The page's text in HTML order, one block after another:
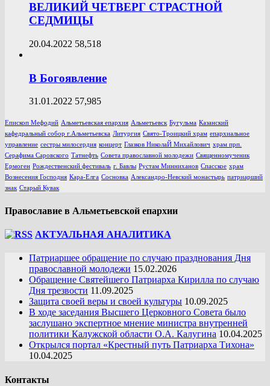
ВЕЛИКИЙ ЧЕТВЕРГ СТРАСТНОЙ
СЕДМИЦЫ
20.04.2022 58,518
В Богоявление
31.01.2022 57,985
Епископ Мефодий Альметьевская епархия Альметьевск Бугульма Казанский
кафедральный собор г.Альметьевска Литургия Свято-Троицкий храм епархиальное
управление сестры милосердия концерт Глазков НиколаЙ Михайлович храм прп.
Серафима Саровского Татнефть Совета православной молодежи Священномученик
Ермоген Рождественский фестиваль г. Бавлы Рустам Минниханов Спасское храм
Вознесения Господня Кара-Елга Сосновка Александро-Невский монастырь патриарший
знак Старый Кувак
Православие в Альметьевской епархии
АКТУАЛЬНАЯ АНАЛИТИКА
Патриаршее обращение по случаю празднования Дня
православной молодежи 15.02.2026
Обращение Святейшего Патриарха Кирилла по случаю
Дня трезвости 11.09.2025
Защита своей веры и своей культуры 10.09.2025
В ходе заседания Высшего Церковного Совета было
заслушано экспертное мнение министра внутренней
политики Калужской области О.А. Калугина 10.04.2025
Открылся портал «Крестный путь Патриарха Тихона»
10.04.2025
Контакты